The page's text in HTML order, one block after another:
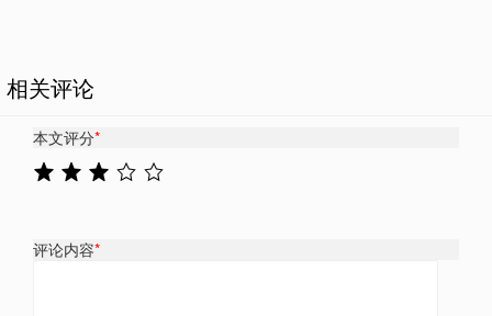
相关评论
本文评分*
评论内容*